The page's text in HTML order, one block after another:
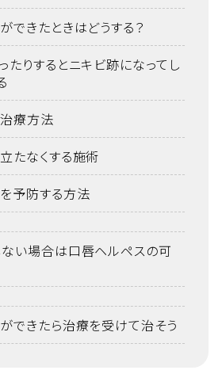
できたときはどうする？
たりするとニキビ跡になってし
療方法
たなくする施術
予防する方法
い場合は口唇ヘルペスの可
できたら治療を受けて治そう